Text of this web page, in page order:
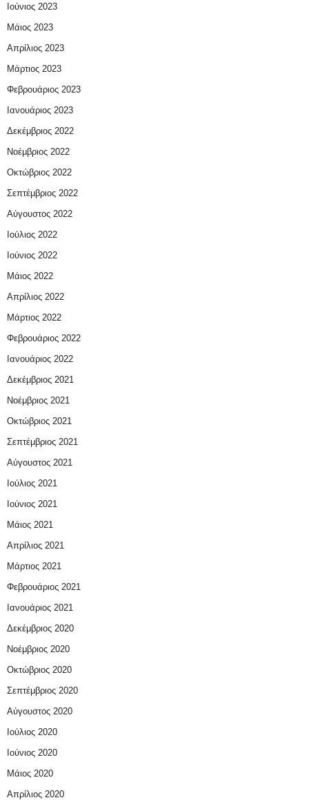
Ιούνιος 2023
Μάιος 2023
Απρίλιος 2023
Μάρτιος 2023
Φεβρουάριος 2023
Ιανουάριος 2023
Δεκέμβριος 2022
Νοέμβριος 2022
Οκτώβριος 2022
Σεπτέμβριος 2022
Αύγουστος 2022
Ιούλιος 2022
Ιούνιος 2022
Μάιος 2022
Απρίλιος 2022
Μάρτιος 2022
Φεβρουάριος 2022
Ιανουάριος 2022
Δεκέμβριος 2021
Νοέμβριος 2021
Οκτώβριος 2021
Σεπτέμβριος 2021
Αύγουστος 2021
Ιούλιος 2021
Ιούνιος 2021
Μάιος 2021
Απρίλιος 2021
Μάρτιος 2021
Φεβρουάριος 2021
Ιανουάριος 2021
Δεκέμβριος 2020
Νοέμβριος 2020
Οκτώβριος 2020
Σεπτέμβριος 2020
Αύγουστος 2020
Ιούλιος 2020
Ιούνιος 2020
Μάιος 2020
Απρίλιος 2020